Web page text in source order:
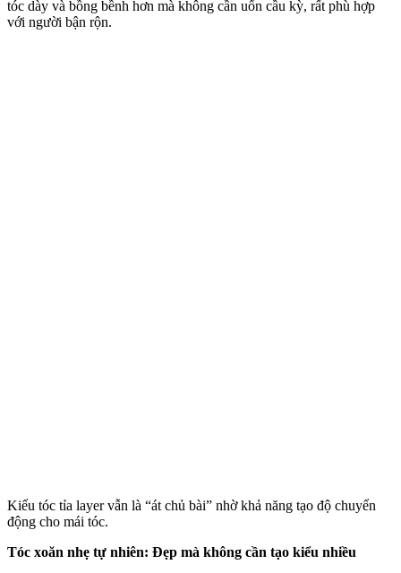
tóc dày và bồng bềnh hơn mà không cần uốn cầu kỳ, rất phù hợp
với người bận rộn.
Kiểu tóc tỉa layer vẫn là “át chủ bài” nhờ khả năng tạo độ chuyển
động cho mái tóc.
Tóc xoăn nhẹ tự nhiên: Đẹp mà không cần tạo kiểu nhiều